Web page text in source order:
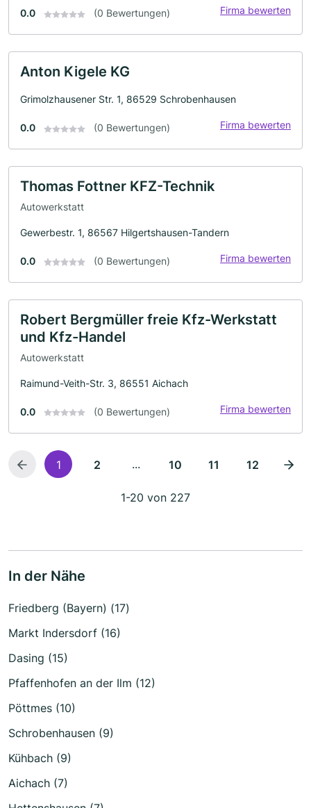
0.0 (0 Bewertungen) Firma bewerten
Anton Kigele KG
Grimolzhausener Str. 1, 86529 Schrobenhausen
0.0 (0 Bewertungen) Firma bewerten
Thomas Fottner KFZ-Technik
Autowerkstatt
Gewerbestr. 1, 86567 Hilgertshausen-Tandern
0.0 (0 Bewertungen) Firma bewerten
Robert Bergmüller freie Kfz-Werkstatt
und Kfz-Handel
Autowerkstatt
Raimund-Veith-Str. 3, 86551 Aichach
0.0 (0 Bewertungen) Firma bewerten
1 2 ... 10 11 12
1-20 von 227
In der Nähe
Friedberg (Bayern) (17)
Markt Indersdorf (16)
Dasing (15)
Pfaffenhofen an der Ilm (12)
Pöttmes (10)
Schrobenhausen (9)
Kühbach (9)
Aichach (7)